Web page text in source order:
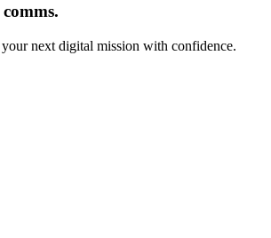
next digital mission with confidence.